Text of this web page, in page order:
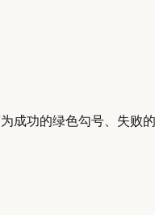
功的绿色勾号、失败的